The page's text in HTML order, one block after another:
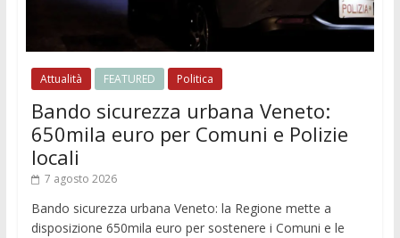
Attualità FEATURED Politica
Bando sicurezza urbana Veneto:
650mila euro per Comuni e Polizie
locali
7 agosto 2026
Bando sicurezza urbana Veneto: la Regione mette a
disposizione 650mila euro per sostenere i Comuni e le